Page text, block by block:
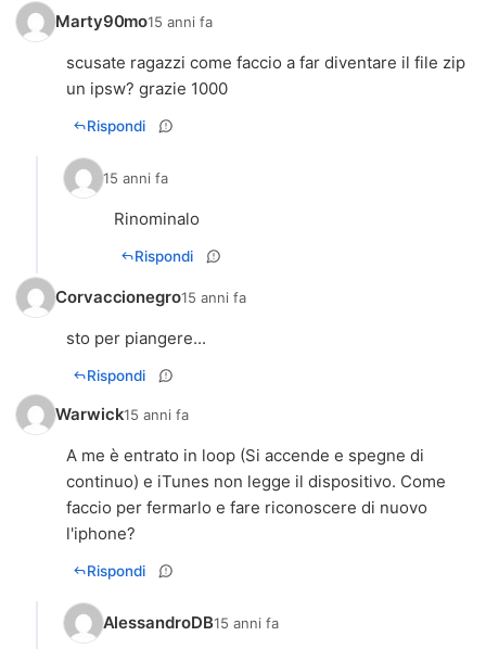
Marty90mo15 anni fa
scusate ragazzi come faccio a far diventare il file zip
un ipsw? grazie 1000
Rispondi
15 anni fa
Rinominalo
Rispondi
Corvaccionegro15 anni fa
sto per piangere...
Rispondi
Warwick15 anni fa
A me è entrato in loop (Si accende e spegne di
continuo) e iTunes non legge il dispositivo. Come
faccio per fermarlo e fare riconoscere di nuovo
l'iphone?
Rispondi
AlessandroDB15 anni fa